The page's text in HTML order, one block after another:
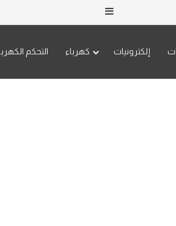
إضافة عمود جانبي
إلكترونيات كهرباء التحكم